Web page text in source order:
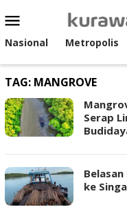
ke
konten
Menu
Mobile
Nasional Metropolis
TAG: MANGROVE
Serap
ke